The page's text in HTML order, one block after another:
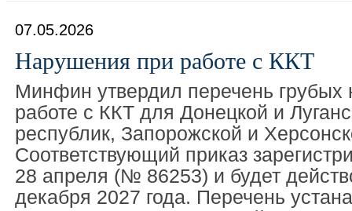
07.05.2026
Нарушения при работе с ККТ
Минфин утвердил перечень грубых
работе с ККТ для Донецкой и
республик, Запорожской и
Соответствующий приказ
28 апреля (№ 86253) и будет
декабря 2027 года. Перечень